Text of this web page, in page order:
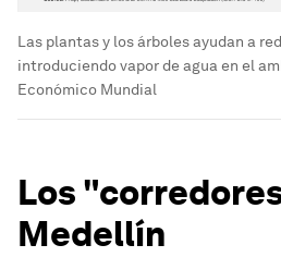
Las plantas y los árboles ayudan a
introduciendo vapor de agua en el
Económico Mundial
Los
Medellín